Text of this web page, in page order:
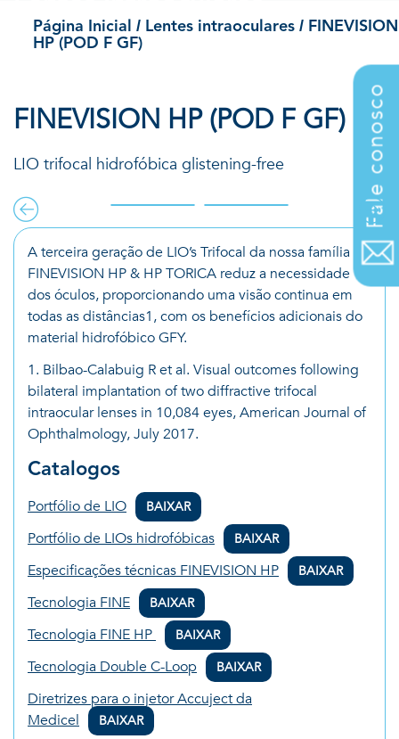
Página Inicial / Lentes intraoculares/ FINEVISION
HP (POD F GF)
FINEVISION HP (POD F GF)
LIO trifocal hidrofóbica glistening-free
A terceira geração de LIO’s Trifocal da nossa família
FINEVISION HP & HP TORICA reduz a necessidade
dos óculos, proporcionando uma visão continua em
todas as distâncias1, com os benefícios adicionais do
material hidrofóbico GFY.
1. Bilbao-Calabuig R et al. Visual outcomes following
bilateral implantation of two diffractive trifocal
intraocular lenses in 10,084 eyes, American Journal of
Ophthalmology, July 2017.
Catalogos
Portfólio de LIO
BAIXAR
Portfólio de LIOs hidrofóbicas BAIXAR
Especificações técnicas FINEVISION HP BAIXAR
Tecnologia FINE BAIXAR
Tecnologia FINE HP BAIXAR
Tecnologia Double C-Loop BAIXAR
Diretrizes para o injetor Accuject da
Medicel
BAIXAR
Fale conosco